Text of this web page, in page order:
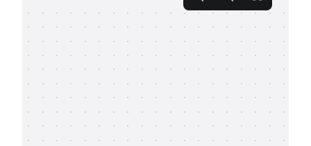
帮助中心
知识分享社区